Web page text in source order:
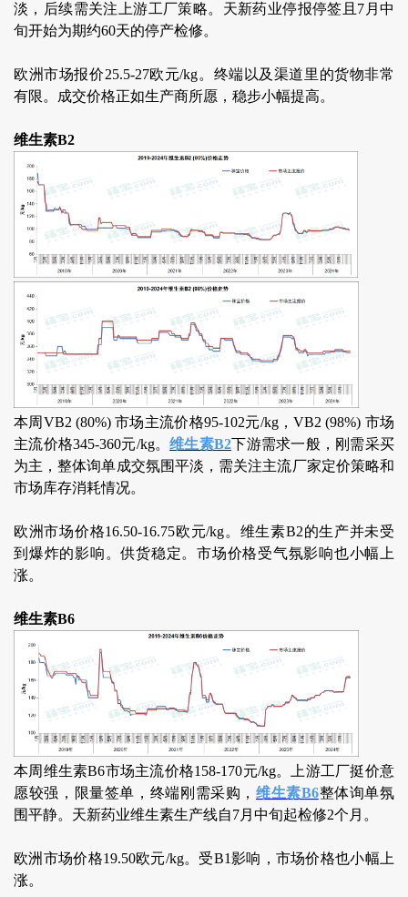
淡，后续需关注上游工厂策略。天新药业停报停签且7月中
旬开始为期约60天的停产检修。
欧洲市场报价25.5-27欧元/kg。终端以及渠道里的货物非常
有限。成交价格正如生产商所愿，稳步小幅提高。
维生素B2
本周VB2 (80%) 市场主流价格95-102元/kg，VB2 (98%) 市场
主流价格345-360元/kg。维生素B2下游需求一般，刚需采买
为主，整体询单成交氛围平淡，需关注主流厂家定价策略和
市场库存消耗情况。
欧洲市场价格16.50-16.75欧元/kg。维生素B2的生产并未受
到爆炸的影响。供货稳定。市场价格受气氛影响也小幅上
涨。
维生素B6
本周维生素B6市场主流价格158-170元/kg。上游工厂挺价意
愿较强，限量签单，终端刚需采购， 维生素B6整体询单氛
围平静。天新药业维生素生产线自7月中旬起检修2个月。
欧洲市场价格19.50欧元/kg。受B1影响，市场价格也小幅上
涨。